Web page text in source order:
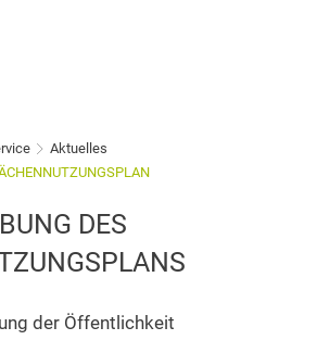
Aktuelles
DES
der Öffentlichkeit